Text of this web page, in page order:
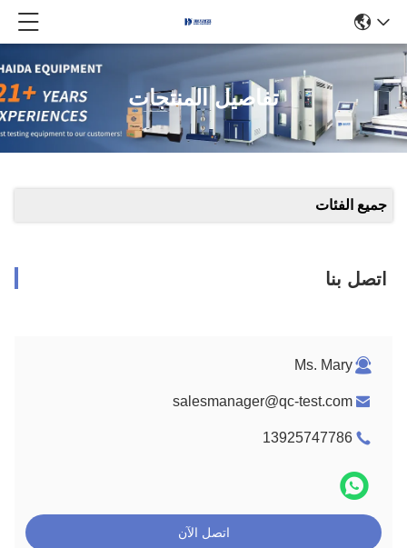
تفاصيل المنتجات
جميع الفئات
اتصل بنا
Ms. Mary
salesmanager@qc-test.com
13925747786
اتصل الآن